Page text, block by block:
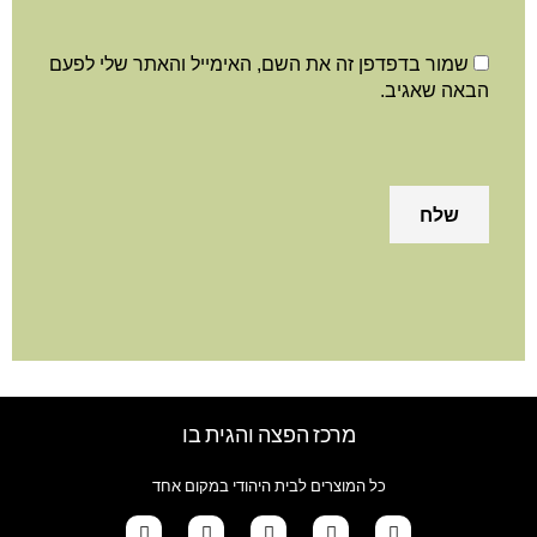
שמור בדפדפן זה את השם, האימייל והאתר שלי לפעם
הבאה שאגיב.
מרכז הפצה והגית בו
כל המוצרים לבית היהודי במקום אחד